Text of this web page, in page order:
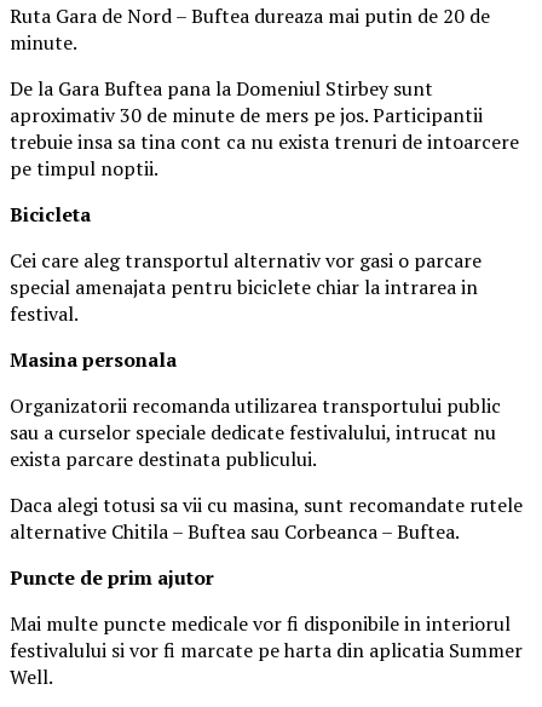
Ruta Gara de Nord – Buftea dureaza mai putin de 20 de
minute.
De la Gara Buftea pana la Domeniul Stirbey sunt
aproximativ 30 de minute de mers pe jos. Participantii
trebuie insa sa tina cont ca nu exista trenuri de intoarcere
pe timpul noptii.
Bicicleta
Cei care aleg transportul alternativ vor gasi o parcare
special amenajata pentru biciclete chiar la intrarea in
festival.
Masinapersonala
Organizatorii recomanda utilizarea transportului public
sau a curselor speciale dedicate festivalului, intrucat nu
exista parcare destinata publicului.
Daca alegi totusi sa vii cu masina, sunt recomandate rutele
alternative Chitila – Buftea sau Corbeanca – Buftea.
Puncte de prim ajutor
Mai multe puncte medicale vor fi disponibile in interiorul
festivalului si vor fi marcate pe harta din aplicatia Summer
Well.